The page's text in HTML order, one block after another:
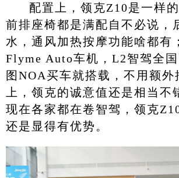
配置上，领克Z10是一样
前排座椅都是满配自不必说，
水，通风加热按摩功能啥都有
Flyme Auto车机，L2智驾全
图NOA买车就搭载，不用额外
上，领克的诚意值还是相当不
现在各家都在卷智驾，领克
还是显得有优势。